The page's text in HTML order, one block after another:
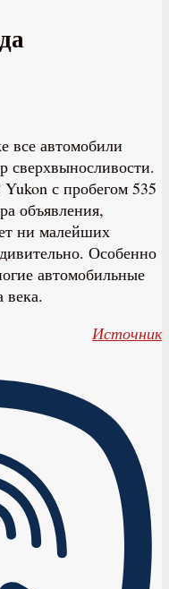
все автомобили
сверхвыносливости.
с пробегом 535
объявления,
ни малейших
Особенно
автомобильные
века.
Источник